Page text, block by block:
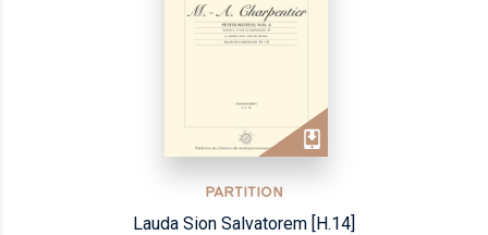
PARTITION
Lauda Sion Salvatorem [H.14]